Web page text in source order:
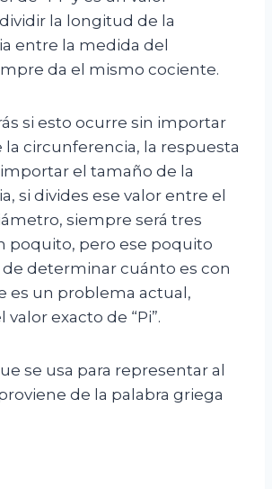
la longitud de la
entre la medida del
da el mismo cociente.
si esto ocurre sin importar
circunferencia, la respuesta
importar el tamaño de la
si divides ese valor entre el
siempre será tres
poquito, pero ese poquito
determinar cuánto es con
es un problema actual,
exacto de “Pi”.
se usa para representar al
de la palabra griega